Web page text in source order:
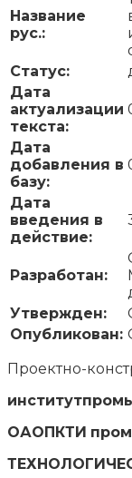
Название
рус.:
Статус:
Дата
актуализации
текста:
Дата
добавления в
базу:
Дата
введения в
действие:
Разработан:
Утвержден:
Опубликован:
Проектно-
ОАОПКТИ